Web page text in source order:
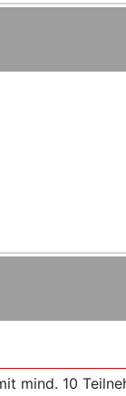
mind. 10